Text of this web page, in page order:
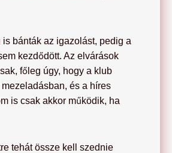
is bánták az igazolást, pedig a
kezdődött. Az elvárások
főleg úgy, hogy a klub
és a híres
is csak akkor működik, ha
tehát össze kell szednie